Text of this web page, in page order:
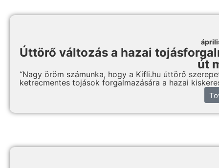
Úttörő változás a hazai
út
“Nagy öröm számunka, hogy a Kifli.hu úttörő
ketrecmentes tojások forgalmazására a hazai